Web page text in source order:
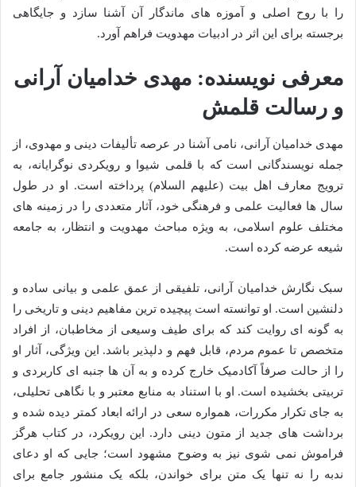
را با روح اصلی و آموزه های ماندگار آن آشنا سازد و جایگاهی
برجسته برای این اثر در ادبیات مهدویت فراهم آورد.
معرفی نویسنده: مهدی خدامیان آرانی
و رسالت قلمش
مهدی خدامیان آرانی، نامی آشنا در عرصه تألیفات دینی و مهدوی، از
جمله نویسندگانی است که با قلمی شیوا و رویکردی نوگرایانه، به
ترویج معارف اهل بیت (علیهم السلام) پرداخته است. او در طول
سال ها فعالیت علمی و فرهنگی خود، آثار متعددی را در زمینه های
مختلف علوم اسلامی، به ویژه مباحث مهدویت و انتظار، به جامعه
شیعه عرضه کرده است.
سبک نگارش خدامیان آرانی، تلفیقی از عمق علمی و بیانی ساده و
دلنشین است. او توانسته است پیچیده ترین مفاهیم دینی و تاریخی را
به گونه ای روایت کند که برای طیف وسیعی از مخاطبان، از افراد
متخصص تا عموم مردم، قابل فهم و دلپذیر باشد. این ویژگی، آثار او
را از حالت صرفاً آکادمیک خارج کرده و به آن ها جنبه ای کاربردی و
تربیتی بخشیده است. او با استناد به منابع معتبر و با نگاهی تحلیلی،
به جای تکرار مکررات، همواره سعی در ارائه ابعاد کمتر دیده شده و
برداشت های جدید از متون دینی دارد. این رویکرد، در کتاب هرگز
فراموش نمی شوی نیز به وضوح مشهود است؛ جایی که او دعای
ندبه را نه تنها یک متن برای خواندن، بلکه یک منشور جامع برای